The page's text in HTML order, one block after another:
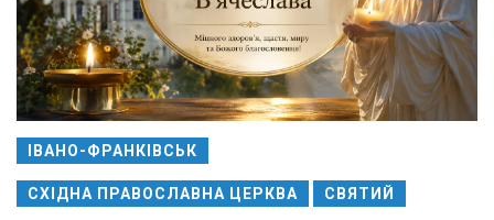
ІВАНО-ФРАНКІВСЬК
СХІДНА ПРАВОСЛАВНА ЦЕРКВА СВЯТИЙ